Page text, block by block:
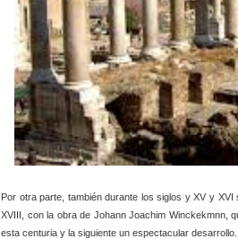
Por otra parte, también durante los siglos y XV y
XVIII, con la obra de Johann Joachim Winckekmnn,
esta centuria y la siguiente un espectacular desarrollo.